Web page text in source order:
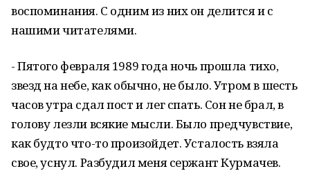
воспоминания. С одним из них он делится и с
нашими читателями.
- Пятого февраля 1989 года ночь прошла тихо,
звезд на небе, как обычно, не было. Утром в шесть
часов утра сдал пост и лег спать. Сон не брал, в
голову лезли всякие мысли. Было предчувствие,
как будто что-то произойдет. Усталость взяла
свое, уснул. Разбудил меня сержант Курмачев.